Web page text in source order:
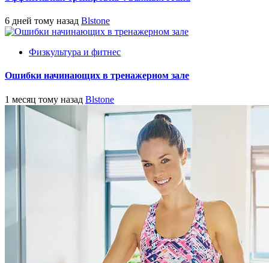
6 дней тому назад Blstone
Физкультура и фитнес
Ошибки начинающих в тренажерном зале
1 месяц тому назад Blstone